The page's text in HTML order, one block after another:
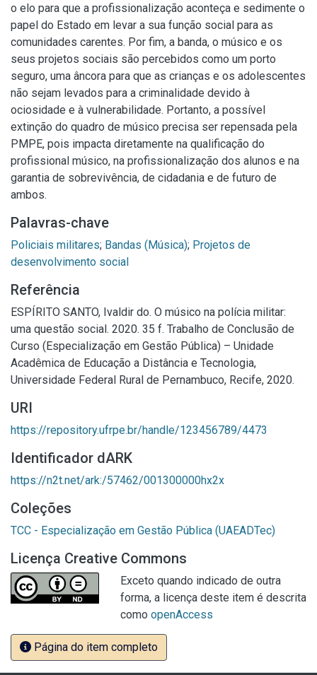
o elo para que a profissionalização aconteça e sedimente o
papel do Estado em levar a sua função social para as
comunidades carentes. Por fim, a banda, o músico e os
seus projetos sociais são percebidos como um porto
seguro, uma âncora para que as crianças e os adolescentes
não sejam levados para a criminalidade devido à
ociosidade e à vulnerabilidade. Portanto, a possível
extinção do quadro de músico precisa ser repensada pela
PMPE, pois impacta diretamente na qualificação do
profissional músico, na profissionalização dos alunos e na
garantia de sobrevivência, de cidadania e de futuro de
ambos.
Palavras-chave
Policiais militares; Bandas (Música); Projetos de
desenvolvimento social
Referência
ESPÍRITO SANTO, Ivaldir do. O músico na polícia militar:
uma questão social. 2020. 35 f. Trabalho de Conclusão de
Curso (Especialização em Gestão Pública) – Unidade
Acadêmica de Educação a Distância e Tecnologia,
Universidade Federal Rural de Pernambuco, Recife, 2020.
URI
https://repository.ufrpe.br/handle/123456789/4473
Identificador dARK
https://n2t.net/ark:/57462/001300000hx2x
Coleções
TCC - Especialização em Gestão Pública (UAEADTec)
Licença Creative Commons
Exceto quando indicado de outra
forma, a licença deste item é descrita
como openAccess
Página do item completo